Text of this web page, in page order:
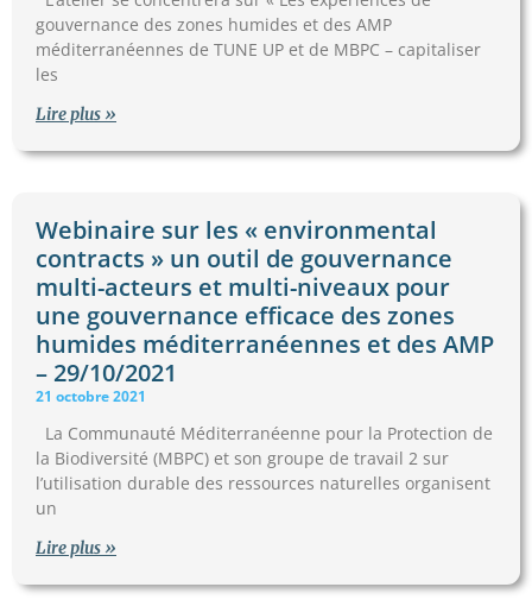
gouvernance des zones humides et des AMP
méditerranéennes de TUNE UP et de MBPC – capitaliser
les
Lire plus »
Webinaire sur les « environmental
contracts » un outil de gouvernance
multi-acteurs et multi-niveaux pour
une gouvernance efficace des zones
humides méditerranéennes et des AMP
– 29/10/2021
21 octobre 2021
La Communauté Méditerranéenne pour la Protection de
la Biodiversité (MBPC) et son groupe de travail 2 sur
l’utilisation durable des ressources naturelles organisent
un
Lire plus »